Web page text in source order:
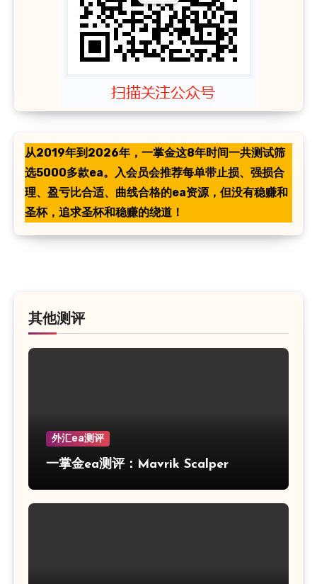
从2019年到2026年，一掌金这8年时间一共测试筛
选5000多款ea。入会员会推荐每单带止损、强损合
理、盈亏比合适、曲线合格的ea资源，但没有稳赚和
圣杯，追求圣杯和稳赚的绕道！
其他测评
外汇ea测评
一掌金ea测评：Mavrik Scalper